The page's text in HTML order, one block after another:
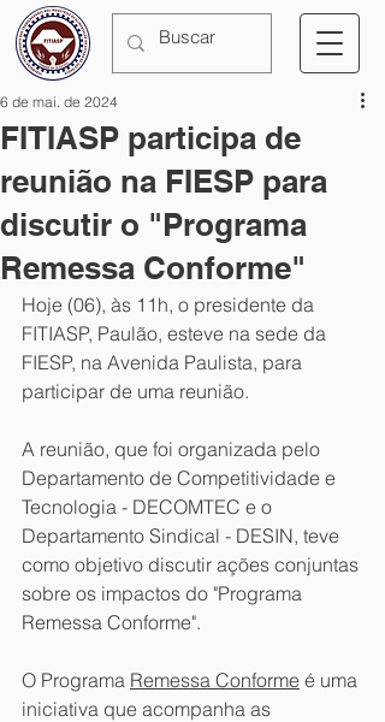
FITIASP participa de
reunião na FIESP para
discutir o "Programa
Remessa Conforme"
6 de mai. de 2024
Hoje (06), às 11h, o presidente da
FITIASP, Paulão, esteve na sede da
FIESP, na Avenida Paulista, para
participar de uma reunião.
A reunião, que foi organizada pelo
Departamento de Competitividade e
Tecnologia - DECOMTEC e o
Departamento Sindical - DESIN, teve
como objetivo discutir ações conjuntas
sobre os impactos do "Programa
Remessa Conforme".
O Programa Remessa Conforme é uma
iniciativa que acompanha as